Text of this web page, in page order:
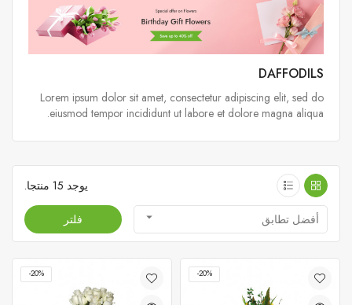
DAFFODILS
Lorem ipsum dolor sit amet, consectetur adipiscing elit, sed do
eiusmod tempor incididunt ut labore et dolore magna aliqua.
يوجد 15 منتجا.
أفضل تطابق  فلتر
‎-20%
‎-20%